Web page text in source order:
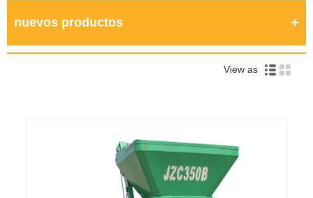
nuevos productos
View as